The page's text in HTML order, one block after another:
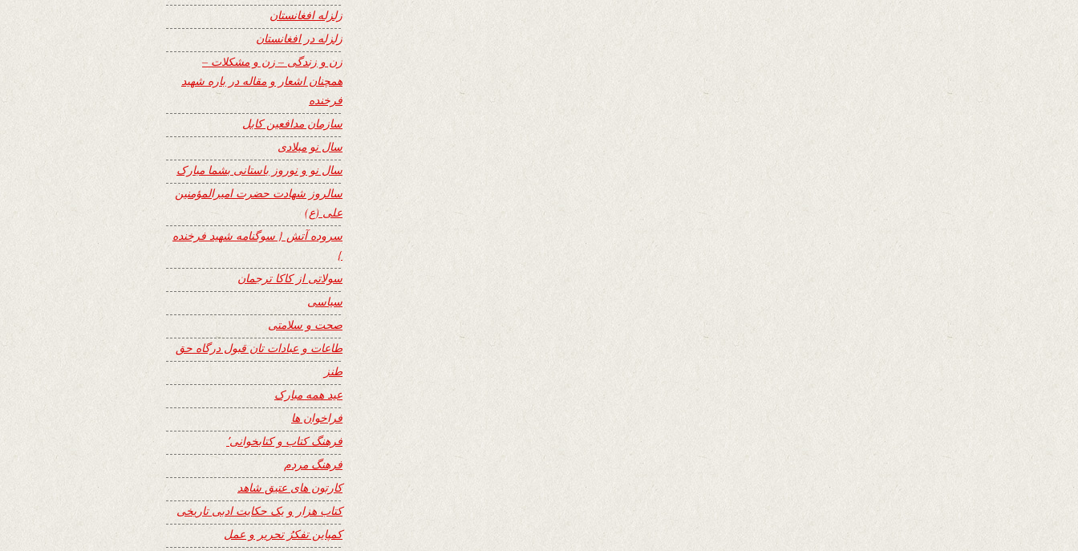
زلزله افغانستان
زلزله در افغانستان
زن و زندگی – زن و مشکلات –
همچنان اشعار و مقاله در باره شهید
فرخنده
سازمان مدافعین کابل
سال نو میلادی
سال نو و نوروز باستانی بشما مبارک
سالروز شهادت حضرت امیرالمؤمنین
علی (ع)
سروده آتش { سوگنامه شهید فرخنده
}
سولاتی از کاکا ترجمان
سیاسی
صحت و سلامتی
طاعات و عبادات تان قبول درگاه حق
طنز
عید همه مبارک
فراخوان ها
فرهنگ کتاب و کتابخوانی٬
فرهنگ مردم
کارتون های عتیق شاهد
کتاب هزار و یک حکایت ادبی تاریخی
کمپاین تفکرُ تحریر و عمل